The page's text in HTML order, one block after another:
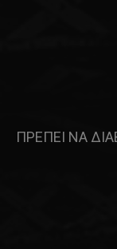
ΠΡΕΠΕΙ ΝΑ